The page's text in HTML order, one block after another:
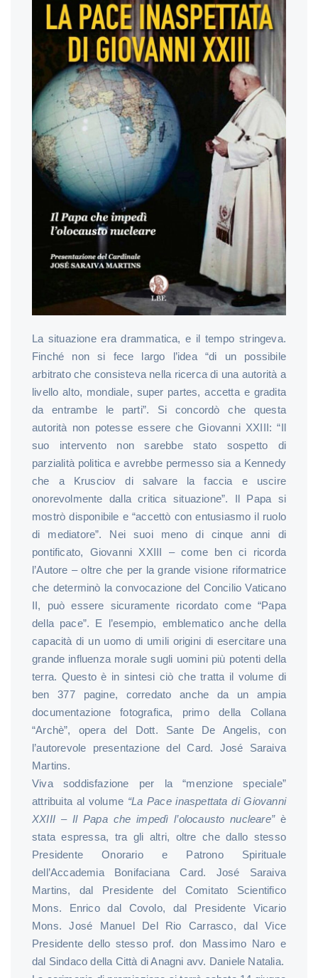
La situazione era drammatica, e il tempo stringeva.
Finché non si fece largo l’idea “di un possibile
arbitrato che consisteva nella ricerca di una autorità a
livello alto, mondiale, super partes, accetta e gradita
da entrambe le parti”. Si concordò che questa
autorità non potesse essere che Giovanni XXIII: “Il
suo intervento non sarebbe stato sospetto di
parzialità politica e avrebbe permesso sia a Kennedy
che a Krusciov di salvare la faccia e uscire
onorevolmente dalla critica situazione”. Il Papa si
mostrò disponibile e “accettò con entusiasmo il ruolo
di mediatore”. Nei suoi meno di cinque anni di
pontificato, Giovanni XXIII – come ben ci ricorda
l’Autore – oltre che per la grande visione riformatrice
che determinò la convocazione del Concilio Vaticano
II, può essere sicuramente ricordato come “Papa
della pace”. E l’esempio, emblematico anche della
capacità di un uomo di umili origini di esercitare una
grande influenza morale sugli uomini più potenti della
terra. Questo è in sintesi ciò che tratta il volume di
ben 377 pagine, corredato anche da un ampia
documentazione fotografica, primo della Collana
“Archè”, opera del Dott. Sante De Angelis, con
l’autorevole presentazione del Card. José Saraiva
Martins.
Viva soddisfazione per la “menzione speciale”
attribuita al volume “La Pace inaspettata di Giovanni
XXIII – Il Papa che impedì l’olocausto nucleare”è
stata espressa, tra gli altri, oltre che dallo stesso
Presidente Onorario e Patrono Spirituale
dell’Accademia Bonifaciana Card. José Saraiva
Martins, dal Presidente del Comitato Scientifico
Mons. Enrico dal Covolo, dal Presidente Vicario
Mons. José Manuel Del Rio Carrasco, dal Vice
Presidente dello stesso prof. don Massimo Naro e
dal Sindaco della Città di Anagni avv. Daniele Natalia.